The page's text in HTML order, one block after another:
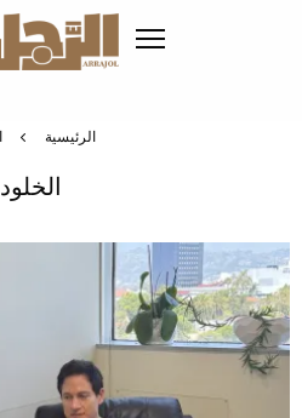
الرئيسية
الخلود